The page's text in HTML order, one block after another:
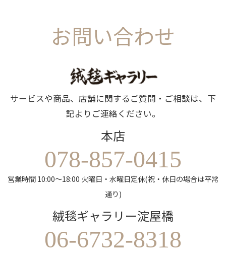
お問い合わせ
サービスや商品、店舗に関するご質問・ご相談は、下
記よりご連絡ください。
本店
078-857-0415
営業時間 10:00～18:00 火曜日・水曜日定休(祝・休日の場合は平常
通り)
絨毯ギャラリー淀屋橋
06-6732-8318